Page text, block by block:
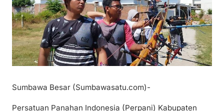
Sumbawa Besar (Sumbawasatu.com)-
Persatuan Panahan Indonesia (Perpani) Kabupaten